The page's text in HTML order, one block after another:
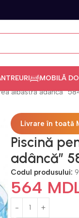
MOBILĂ
albastră adâncă”
Livrare în toată
Piscină
adâncă”
Codul produsului:
564